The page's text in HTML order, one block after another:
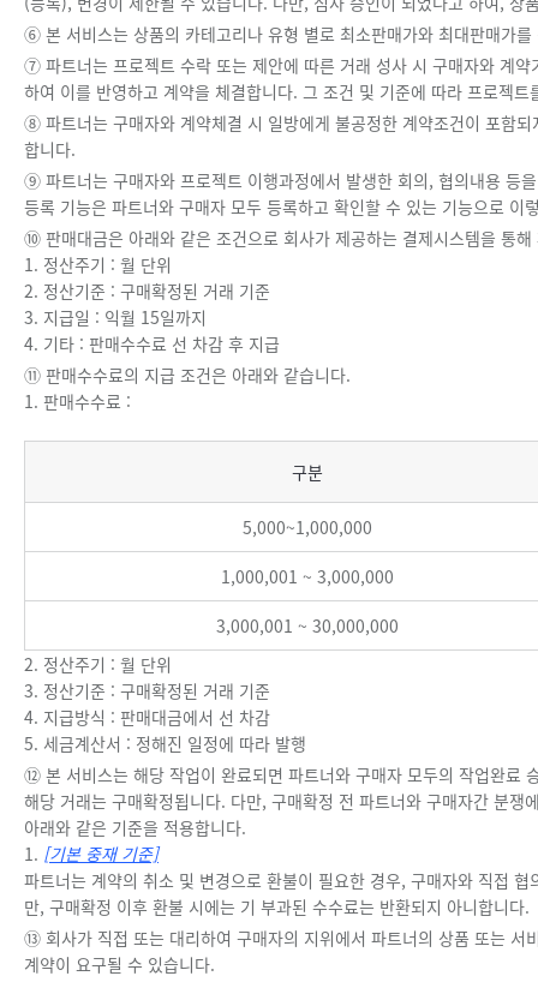
⑥ 본 서비스는 상품의 카테고리나 유형 별로 최소판매가와 최대판매가
⑦ 파트너는 프로젝트 수락 또는 제안에 따른 거래 성사 시 구매자와 계
하여 이를 반영하고 계약을 체결합니다. 그 조건 및 기준에 따라 프로젝트
⑧ 파트너는 구매자와 계약체결 시 일방에게 불공정한 계약조건이 포함
합니다.
⑨ 파트너는 구매자와 프로젝트 이행과정에서 발생한 회의, 협의내용 등
등록 기능은 파트너와 구매자 모두 등록하고 확인할 수 있는 기능으로
⑩ 판매대금은 아래와 같은 조건으로 회사가 제공하는 결제시스템을 통해
1. 정산주기 : 월 단위
2. 정산기준 : 구매확정된 거래 기준
3. 지급일 : 익월 15일까지
4. 기타 : 판매수수료 선 차감 후 지급
⑪ 판매수수료의 지급 조건은 아래와 같습니다.
1. 판매수수료 :
구분
5,000~1,000,000
1,000,001 ~ 3,000,000
3,000,001 ~ 30,000,000
2. 정산주기 : 월 단위
3. 정산기준 : 구매확정된 거래 기준
4. 지급방식 : 판매대금에서 선 차감
5. 세금계산서 : 정해진 일정에 따라 발행
⑫ 본 서비스는 해당 작업이 완료되면 파트너와 구매자 모두의 작업완료
해당 거래는 구매확정됩니다. 다만, 구매확정 전 파트너와 구매자간 분
아래와 같은 기준을 적용합니다.
1. [기본 중재 기준]
파트너는 계약의 취소 및 변경으로 환불이 필요한 경우, 구매자와 직접
만, 구매확정 이후 환불 시에는 기 부과된 수수료는 반환되지 아니합니다.
⑬ 회사가 직접 또는 대리하여 구매자의 지위에서 파트너의 상품 또는 서
계약이 요구될 수 있습니다.